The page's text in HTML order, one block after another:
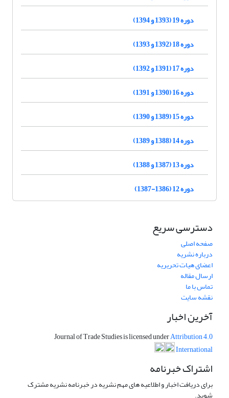
دوره 19 (1393 و 1394)
دوره 18 (1392 و 1393)
دوره 17 (1391 و 1392)
دوره 16 (1390 و 1391)
دوره 15 (1389 و 1390)
دوره 14 (1388 و 1389)
دوره 13 (1387 و 1388)
دوره 12 (1386-1387)
دسترسی سریع
صفحه اصلی
درباره نشریه
اعضای هیات تحریریه
ارسال مقاله
تماس با ما
نقشه سایت
آخرین اخبار
Journal of Trade Studies is licensed underAttribution 4.0
International
اشتراک خبرنامه
برای دریافت اخبار و اطلاعیه های مهم نشریه در خبرنامه نشریه مشترک